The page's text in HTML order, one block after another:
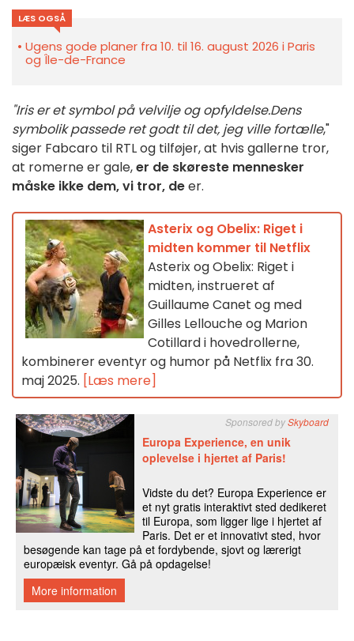
LÆS OGSÅ
Ugens gode planer fra 10. til 16. august 2026 i Paris
og Île-de-France
"Iris er et symbol på velvilje og opfyldelse.Dens
symbolik passede ret godt til det, jeg ville fortælle,"
siger Fabcaro til RTL og tilføjer, at hvis gallerne tror,
at romerne er gale,er de skøreste mennesker
måske ikke dem, vi tror, deer.
Asterix og Obelix: Riget i
midten kommer til Netflix
Asterix og Obelix: Riget i
midten, instrueret af
Guillaume Canet og med
Gilles Lellouche og Marion
Cotillard i hovedrollerne,
kombinerer eventyr og humor på Netflix fra 30.
maj 2025. [Læs mere]